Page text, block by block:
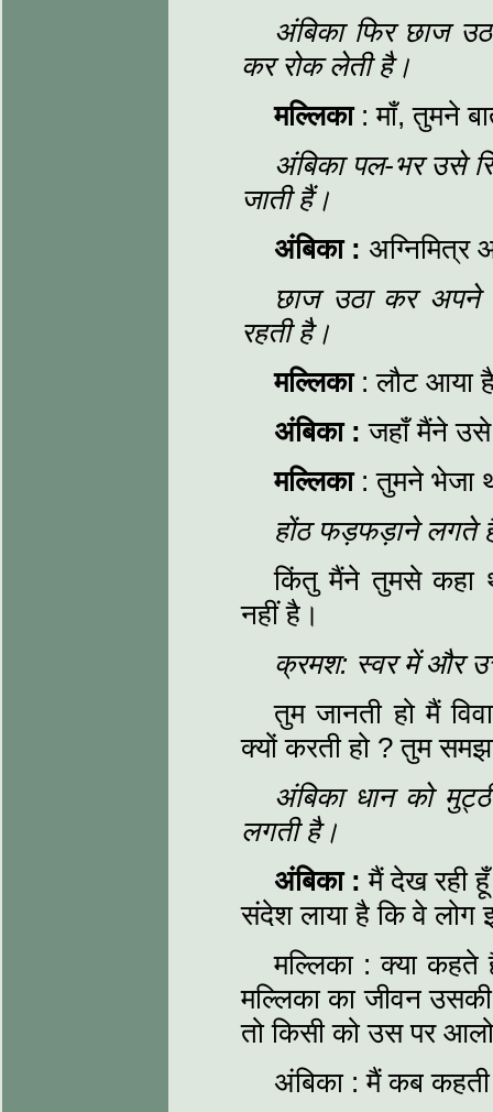
अंबिका फिर छाज
कर रोक लेती है।
मल्लिका: माँ, तुमने
अंबिका पल-भर उसे
जाती हैं।
अंबिका :
छाज उठा कर अपने
रहती है।
मल्लिका: लौट आया
अंबिका :जहाँ मैंने
मल्लिका: तुमने भेजा
होंठ फड़फड़ाने लगते
किंतु मैंने तुमसे कहा
नहीं है।
क्रमश: स्वर में और
तुम जानती हो मैं
क्यों करती हो ? तुम
अंबिका धान को
लगती है।
अंबिका :मैं देख रही हूँ
संदेश लाया है कि वे
मल्लिका : क्या
मल्लिका का जीवन
तो किसी को उस पर
अंबिका : मैं कब